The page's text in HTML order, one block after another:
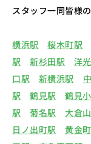
スタッフ一同皆様
横浜駅 桜木町駅
駅
新杉田駅 洋
口駅
新横浜駅
駅
鶴見駅 鶴見
駅
菊名駅 大倉
日ノ出町駅
黄金